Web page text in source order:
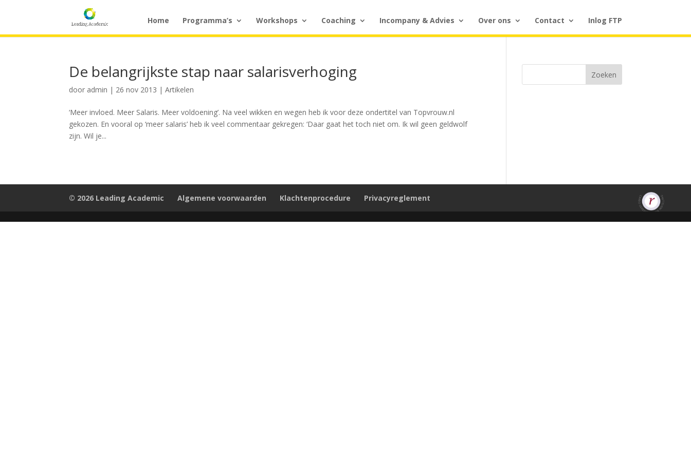
Home Programma’s Workshops Coaching Incompany & Advies Over ons Contact Inlog FTP
De belangrijkste stap naar salarisverhoging
door admin | 26 nov 2013 |Artikelen
‘Meer invloed. Meer Salaris. Meer voldoening’. Na veel wikken en wegen heb ik voor deze ondertitel van Topvrouw.nl
gekozen. En vooral op ‘meer salaris’ heb ik veel commentaar gekregen: ‘Daar gaat het toch niet om. Ik wil geen geldwolf
zijn. Wil je...
Zoeken
© 2026 Leading Academic Algemene voorwaarden Klachtenprocedure Privacyreglement